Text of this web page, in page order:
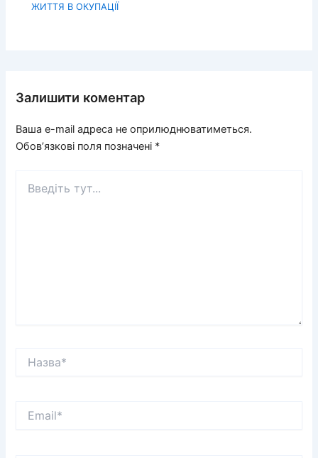
ЖИТТЯ В ОКУПАЦІЇ
Залишити коментар
Ваша e-mail адреса не оприлюднюватиметься.
Обов’язкові поля позначені *
тут...